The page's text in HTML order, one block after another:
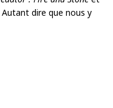
Autant dire que nous y